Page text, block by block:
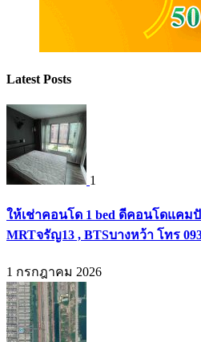
Latest Posts
1
ให้เช่าคอนโด 1 bed ดีคอนโดแคม
MRTจรัญ13 , BTSบางหว้า โทร
1 กรกฎาคม 2026